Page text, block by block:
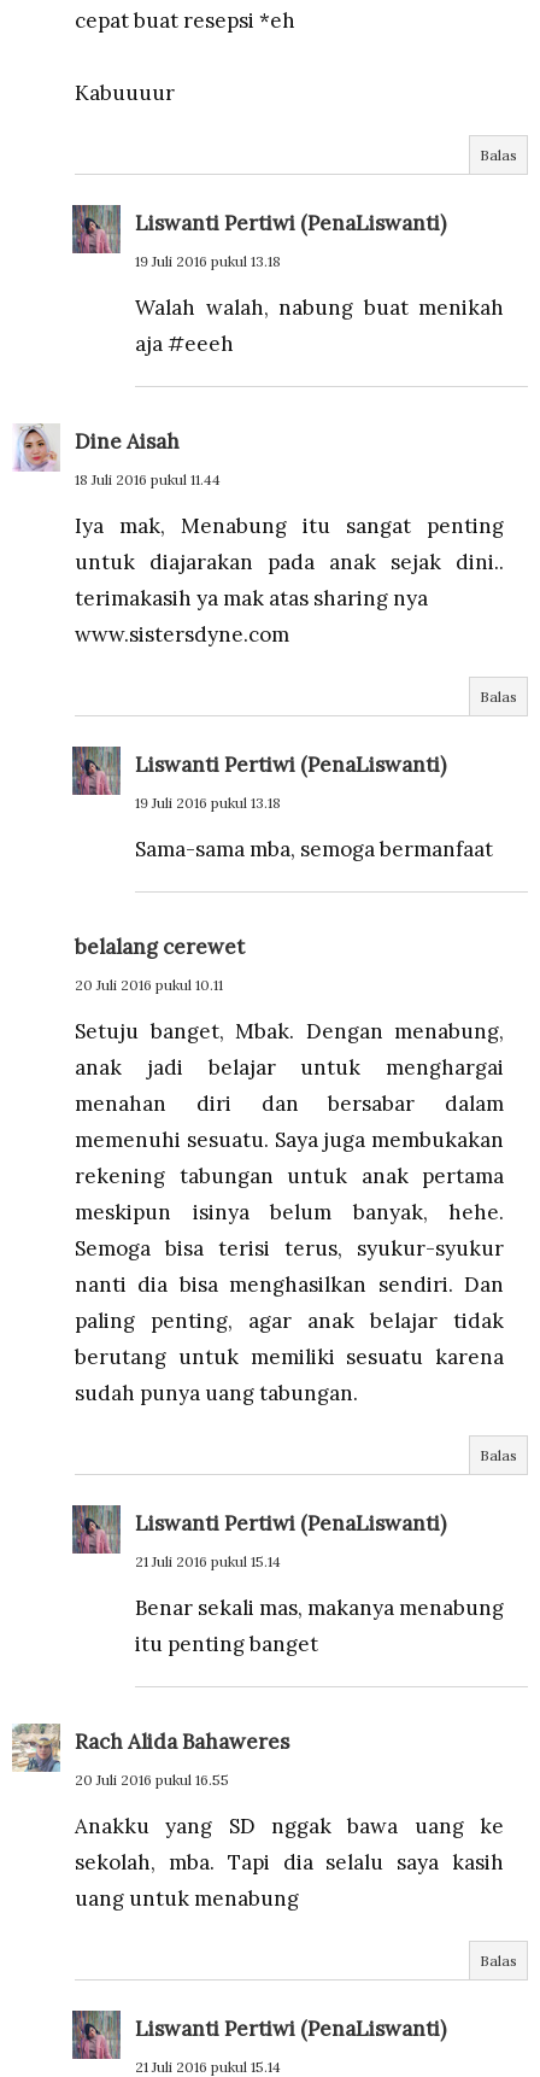
cepat buat resepsi *eh
Kabuuuur
Balas
Liswanti Pertiwi (PenaLiswanti)
19 Juli 2016 pukul 13.18
Walah walah, nabung buat menikah
aja #eeeh
Dine Aisah
18 Juli 2016 pukul 11.44
Iya mak, Menabung itu sangat penting
untuk diajarakan pada anak sejak dini..
terimakasih ya mak atas sharing nya
www.sistersdyne.com
Balas
Liswanti Pertiwi (PenaLiswanti)
19 Juli 2016 pukul 13.18
Sama-sama mba, semoga bermanfaat
belalang cerewet
20 Juli 2016 pukul 10.11
Setuju banget, Mbak. Dengan menabung,
anak jadi belajar untuk menghargai
menahan diri dan bersabar dalam
memenuhi sesuatu. Saya juga membukakan
rekening tabungan untuk anak pertama
meskipun isinya belum banyak, hehe.
Semoga bisa terisi terus, syukur-syukur
nanti dia bisa menghasilkan sendiri. Dan
paling penting, agar anak belajar tidak
berutang untuk memiliki sesuatu karena
sudah punya uang tabungan.
Balas
Liswanti Pertiwi (PenaLiswanti)
21 Juli 2016 pukul 15.14
Benar sekali mas, makanya menabung
itu penting banget
Rach Alida Bahaweres
20 Juli 2016 pukul 16.55
Anakku yang SD nggak bawa uang ke
sekolah, mba. Tapi dia selalu saya kasih
uang untuk menabung
Balas
Liswanti Pertiwi (PenaLiswanti)
21 Juli 2016 pukul 15.14